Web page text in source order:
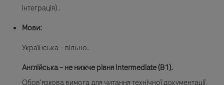
інтеграція) .
Мови:
Українська – вільно.
Англійська – не нижче рівня Intermediate (B1).
Обов'язкова вимога для читання технічної документації,